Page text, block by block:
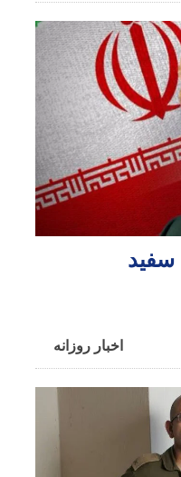
سفید
اخبار روزانه